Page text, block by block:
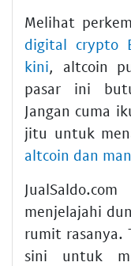
Melihat
digital crypto
kini, altcoin
pasar ini
Jangan cuma
jitu untuk
altcoin dan
menjelajahi
rumit rasanya.
sini untuk